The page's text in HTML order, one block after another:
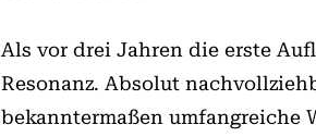
Als vor drei Jahren die erste
Resonanz. Absolut
bekanntermaßen umfangreiche